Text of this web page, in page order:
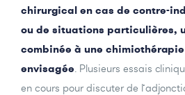
chirurgical en cas de contre-
ou de situations particulières,
combinée à une
envisagée . Plusieurs essais
en cours pour discuter de